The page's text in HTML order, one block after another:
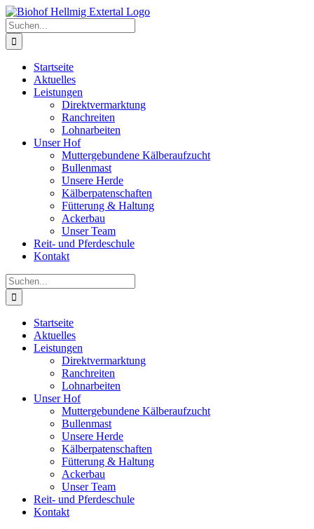
Zum
Inhalt
springen
Suche
nach:
Startseite
Aktuelles
Leistungen
Direktvermarktung
Ranchreiten
Lohnarbeiten
Unser Hof
Muttergebundene Kälberaufzucht
Bullenmast
Unsere Herde
Kälberpatenschaften
Fütterung & Haltung
Ackerbau
Unser Team
Reit- und Pferdeschule
Kontakt
Suche
nach:
Startseite
Aktuelles
Leistungen
Direktvermarktung
Ranchreiten
Lohnarbeiten
Unser Hof
Muttergebundene Kälberaufzucht
Bullenmast
Unsere Herde
Kälberpatenschaften
Fütterung & Haltung
Ackerbau
Unser Team
Reit- und Pferdeschule
Kontakt